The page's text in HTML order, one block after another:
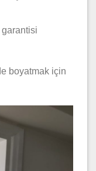
boyatmak için